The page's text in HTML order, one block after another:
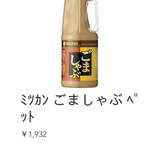
ﾐﾂｶﾝ ごましゃぶ ﾍﾟ
ｯﾄ
￥1,932価